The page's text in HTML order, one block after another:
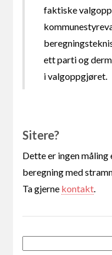
faktiske
ett parti og
i valgoppgjøret.
Sitere?
Dette er ingen måling
beregning med
Ta gjerne kontakt.